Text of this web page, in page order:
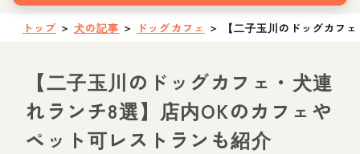
トップ ＞ 犬の記事 ＞ ドッグカフェ ＞ 【二子玉川のドッグカフ
【二子玉川のドッグカフェ・犬連
れランチ8選】店内OKのカフェや
ペット可レストランも紹介